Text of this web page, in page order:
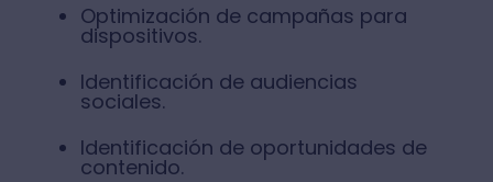
Optimización de campañas para
dispositivos.
Identificación de audiencias
sociales.
Identificación de oportunidades de
contenido.